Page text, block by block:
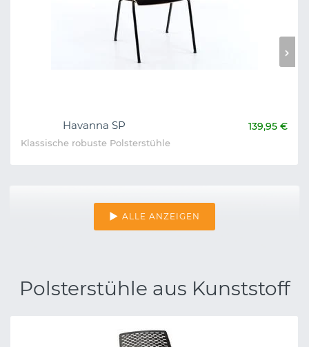
Havanna SP 139,95 €
Klassische robuste Polsterstühle
ALLE ANZEIGEN
Polsterstühle aus Kunststoff